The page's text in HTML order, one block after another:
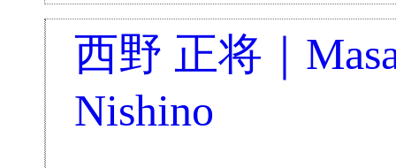
西野 正将｜
Nishino